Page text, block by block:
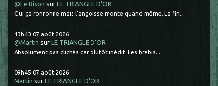
@Le Bison surLE TRIANGLE D'OR
Oui ça ronronne mais l'angoisse monte quand même. La fin...
13h43 07 août 2026
@Martin surLE TRIANGLE D'OR
Absolument pas clichés car plutôt inédit. Les brebis...
09h45 07 août 2026
Martin surLE TRIANGLE D'OR